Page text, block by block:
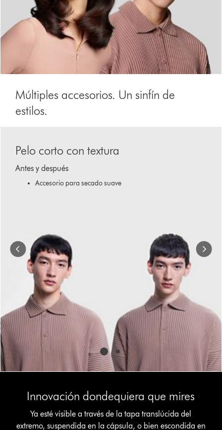
Múltiples accesorios. Un sinfín de
estilos.
navigate,
with
the
slide
dots.
Pelo corto con textura
Antes y después
Accesorio para secado suave
Innovación dondequiera que mires
Ya esté visible a través de la tapa translúcida del
extremo, suspendida en la cápsula, o bien escondida en